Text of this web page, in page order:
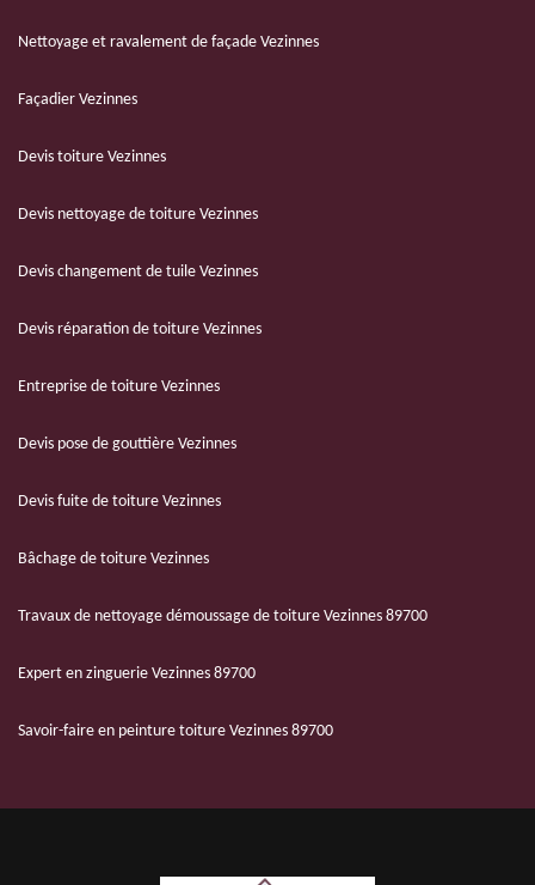
Nettoyage et ravalement de façade Vezinnes
Façadier Vezinnes
Devis toiture Vezinnes
Devis nettoyage de toiture Vezinnes
Devis changement de tuile Vezinnes
Devis réparation de toiture Vezinnes
Entreprise de toiture Vezinnes
Devis pose de gouttière Vezinnes
Devis fuite de toiture Vezinnes
Bâchage de toiture Vezinnes
Travaux de nettoyage démoussage de toiture Vezinnes 89700
Expert en zinguerie Vezinnes 89700
Savoir-faire en peinture toiture Vezinnes 89700